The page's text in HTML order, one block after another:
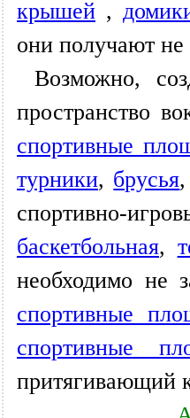
крышей ,
они получают не
Возможно,
пространство
спортивные
турники, брусья,
спортивно-
баскетбольная,
необходимо не
спортивные
спортивные
притягивающий